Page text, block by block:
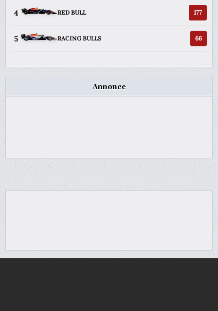
4 RED BULL 177
5 RACING BULLS 66
Annonce